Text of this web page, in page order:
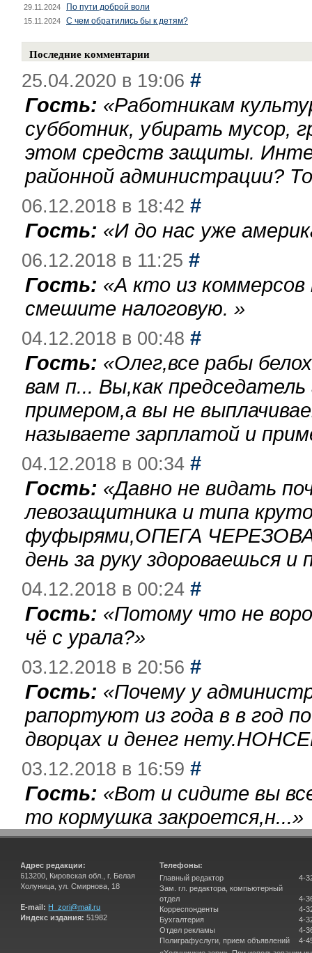
29.11.2024 По пути доброй воли
15.11.2024 С чем обратились бы к детям?
Последние комментарии
25.04.2020 в 19:06 #
Гость: «Работникам
субботник, убирать мусор,
этом средств защиты.
районной администрации?
06.12.2018 в 18:42 #
Гость: «И до нас уже
06.12.2018 в 11:25 #
Гость: «А кто из
смешите налоговую. »
04.12.2018 в 00:48 #
Гость: «Олег,все рабы
вам п... Вы,как
примером,а вы не
называете зарплатой и
04.12.2018 в 00:34 #
Гость: «Давно не видать
левозащитника и типа
фуфырями,ОПЕГА
день за руку здороваешься
04.12.2018 в 00:24 #
Гость: «Потому что не
чё с урала?»
03.12.2018 в 20:56 #
Гость: «Почему у
рапортуют из года в в год
дворцах и денег
03.12.2018 в 16:59 #
Гость: «Вот и сидите вы
то кормушка закроется,н...»
Адрес редакции:
613200, Кировская обл., г. Белая
Холуница, ул. Смирнова, 18
E-mail: H_zori@mail.ru
Индекс издания: 51982
Телефоны:
Главный редактор
Зам. гл. редактора, компьютерный
отдел
Корреспонденты
Бухгалтерия
Отдел рекламы
Полиграфуслуги, прием объявлений
4-
4-
4-
4-
4-
4-